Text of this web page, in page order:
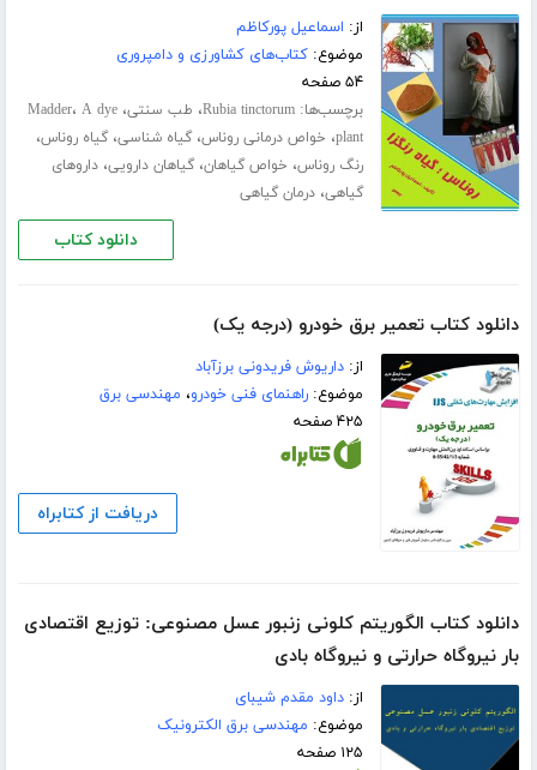
از: اسماعیل پورکاظم
موضوع:کتاب‌های کشاورزی و دامپروری
۵۴ صفحه
برچسب‌ها:Rubia tinctorum، طب سنتی، Madder، A dye
plant، خواص درمانی روناس،گیاه شناسی،گیاه روناس،
رنگ روناس، خواص گیاهان،گیاهان دارویی،داروهای
گیاهی،درمان گیاهی
دانلود کتاب
دانلود کتاب تعمیر برق خودرو (درجه یک)
از:داریوش فریدونی برزآباد
موضوع:راهنمای فنی خودرو، مهندسی برق
۴۲۵ صفحه
دریافت از کتابراه
دانلود کتاب الگوریتم کلونی زنبور عسل مصنوعی: توزیع اقتصادی
بار نیروگاه حرارتی و نیروگاه بادی
از:داود مقدم شیبای
موضوع: مهندسی برق الکترونیک
۱۲۵ صفحه